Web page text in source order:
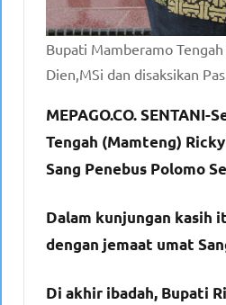
Bupati Mamberamo
Dien,MSi dan disaksikan
MEPAGO.CO.
Tengah (Mamteng)
Sang Penebus Polomo
Dalam kunjungan kasih
dengan jemaat umat
Di akhir ibadah, Bupati